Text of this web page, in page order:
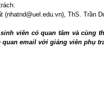
(nhatnd@uel.edu.vn), ThS. Trần
viên có quan tâm và cùng
email với giảng viên phụ